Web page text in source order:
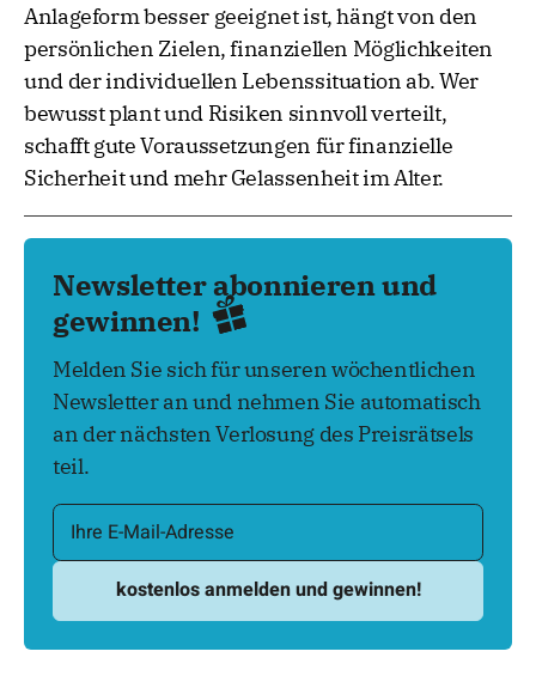
Anlageform besser geeignet ist, hängt von den
persönlichen Zielen, finanziellen Möglichkeiten
und der individuellen Lebenssituation ab. Wer
bewusst plant und Risiken sinnvoll verteilt,
schafft gute Voraussetzungen für finanzielle
Sicherheit und mehr Gelassenheit im Alter.
Newsletter abonnieren und
gewinnen!
Melden Sie sich für unseren wöchentlichen
Newsletter an und nehmen Sie automatisch
an der nächsten Verlosung des Preisrätsels
teil.